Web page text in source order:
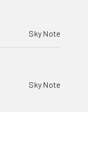
Sky Note
Sky Note